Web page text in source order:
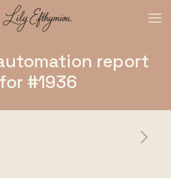
report
for #1936